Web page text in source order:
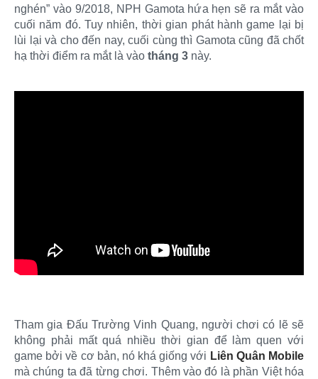
nghén” vào 9/2018, NPH Gamota hứa hẹn sẽ ra mắt vào
cuối năm đó. Tuy nhiên, thời gian phát hành game lại bị
lùi lại và cho đến nay, cuối cùng thì Gamota cũng đã chốt
hạ thời điểm ra mắt là vào tháng 3 này.
Tham gia Đấu Trường Vinh Quang, người chơi có lẽ sẽ
không phải mất quá nhiều thời gian để làm quen với
game bởi về cơ bản, nó khá giống với Liên Quân Mobile
mà chúng ta đã từng chơi. Thêm vào đó là phần Việt hóa